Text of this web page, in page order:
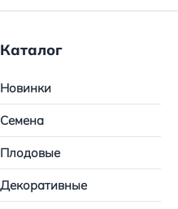
Каталог
Новинки
Семена
Плодовые
Декоративные